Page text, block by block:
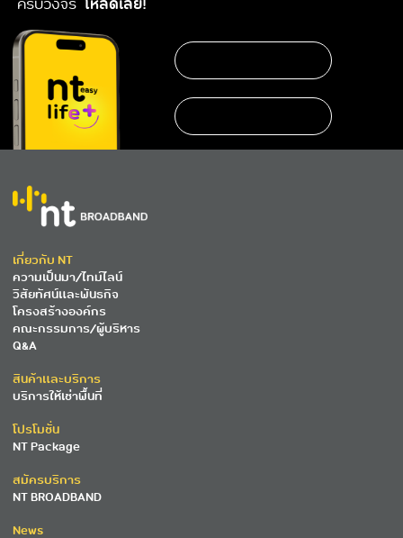
เกี่ยวกับ NT
ความเป็นมา/ไทม์ไลน์
วิสัยทัศน์และพันธกิจ
โครงสร้างองค์กร
คณะกรรมการ/ผู้บริหาร
Q&A
สินค้าและบริการ
บริการให้เช่าพื้นที่
โปรโมชั่น
NT Package
สมัครบริการ
NT BROADBAND
News